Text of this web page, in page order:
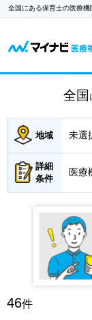
全国にある保育士の医療機
全国
地域 未選
詳細
条件
医療
46件